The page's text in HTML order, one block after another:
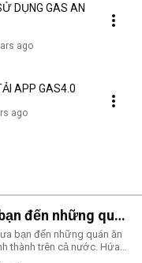
DỤNG GAS AN
ago
APP GAS4.0
ago
đến những quán
bạn đến những quán ăn
thành trên cả nước. Hứa